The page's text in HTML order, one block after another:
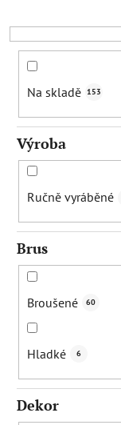
o
d
ů
Na skladě 153
Výroba
Ručně vyráběné
Brus
Broušené 60
Hladké 6
Dekor